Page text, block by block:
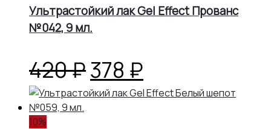
420 ₽.
корзину
Ультрастойкий лак Gel Effect Прованс
№042, 9 мл.
420₽Первоначальная
цена
378 ₽
цена:
10%